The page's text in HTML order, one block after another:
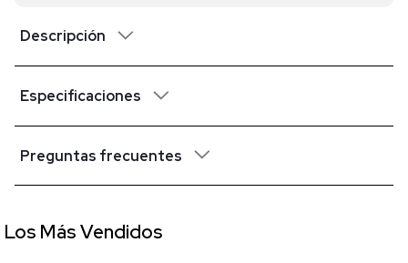
Descripción
Especificaciones
Preguntas frecuentes
Los Más Vendidos